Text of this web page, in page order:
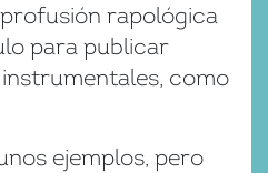
rapológica
para publicar
como
ejemplos, pero